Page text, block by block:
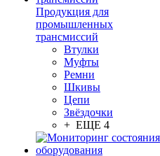
Продукция для
промышленных
трансмиссий
Втулки
Муфты
Ремни
Шкивы
Цепи
Звёздочки
+ ЕЩЕ 4